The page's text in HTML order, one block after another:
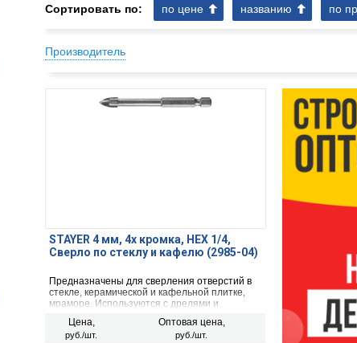
Сортировать по: по цене названию по
Производитель
STAYER 4 мм, 4х кромка, HEX 1/4,
Сверло по стеклу и кафелю (2985-04)
Предназначены для сверления отверстий в
стекле, керамической и кафельной плитке,
мраморе. Используются с дрелями и
сверления.
Цена,
руб./шт.
Оптовая цена,
руб./шт.